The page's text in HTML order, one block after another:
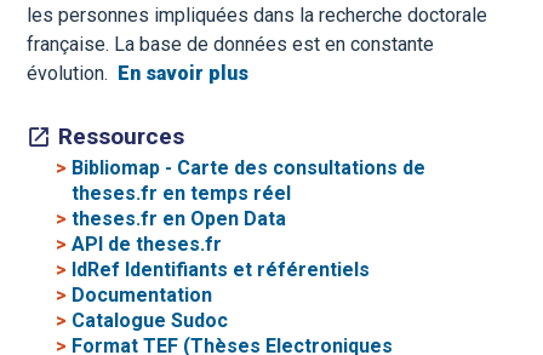
les personnes impliquées dans la recherche doctorale
française. La base de données est en constante
évolution.
En savoir plus
Ressources
> Bibliomap - Carte des consultations de
theses.fr en temps réel
>theses.fr en Open Data
>API de theses.fr
> IdRef Identifiants et référentiels
> Documentation
> Catalogue Sudoc
> Format TEF (Thèses Electroniques